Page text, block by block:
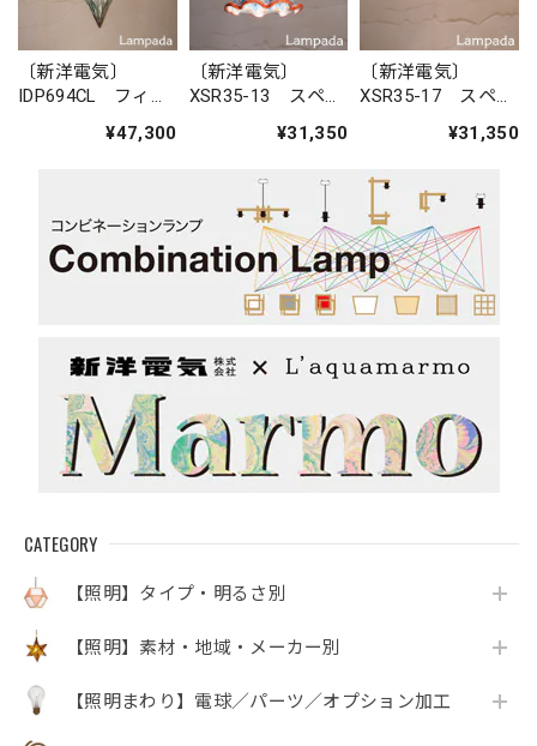
CATEGORY
【照明】タイプ・明るさ別
【照明】素材・地域・メーカー別
【照明まわり】電球／パーツ／オプション加工
〔新洋電気〕
IDP694CL フィリ
ダントライト¥47,300
〔新洋電気〕
XSR35-13 スペイ
¥31,350
〔新洋電気〕
XSR35-17 スペイ
¥31,350